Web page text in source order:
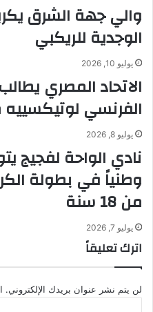
والي جهة الشرق
الوجدية للريكبي
يوليو 10, 2026
الاتحاد المصري
الفرنسي لوتيكسييه
يوليو 8, 2026
نادي الواحة لفجيج
وطنياً في بطولة
من 18 سنة
يوليو 7, 2026
اترك تعليقاً
لن يتم نشر عنوان بريدك الإلكتروني.